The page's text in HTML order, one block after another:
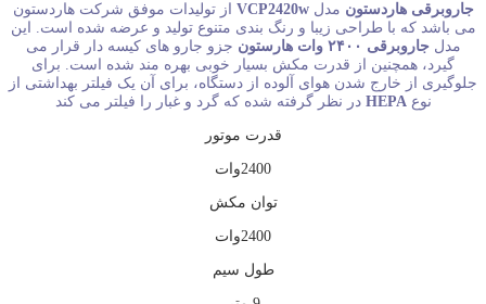
جاروبرقی هاردستون مدلVCP2420w از تولیدات موفق شرکت هاردستون
می باشد که با طراحی زیبا و رنگ بندی متنوع تولید و عرضه شده است. این
مدلجاروبرقی ۲۴۰۰ وات هارستون
جزو جارو های کیسه دار قرار می
گیرد، همچنین از قدرت مکش بسیار خوبی بهره مند شده است. برای
جلوگیری از خارج شدن هوای آلوده از دستگاه، برای آن یک فیلتر بهداشتی از
نوعHEPA در نظر گرفته شده که گرد و غبار را فیلتر می کند
قدرت موتور
2400وات
توان مکش
2400وات
طول سیم